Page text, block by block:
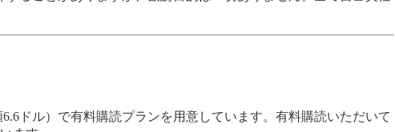
ドル）で有料購読プランを用意しています。有料購読いただいて